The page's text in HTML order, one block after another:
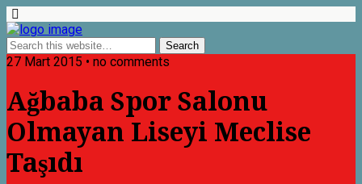
27 Mart 2015 • no comments
Ağbaba Spor Salonu
Olmayan Liseyi Meclise
Taşıdı